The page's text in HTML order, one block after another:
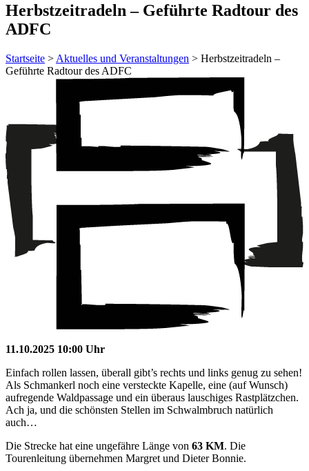
Herbstzeitradeln – Geführte Radtour des
ADFC
Startseite > Aktuelles und Veranstaltungen > Herbstzeitradeln –
Geführte Radtour des ADFC
11.10.2025 10:00 Uhr
Einfach rollen lassen, überall gibt’s rechts und links genug zu sehen!
Als Schmankerl noch eine versteckte Kapelle, eine (auf Wunsch)
aufregende Waldpassage und ein überaus lauschiges Rastplätzchen.
Ach ja, und die schönsten Stellen im Schwalmbruch natürlich
auch…
Die Strecke hat eine ungefähre Länge von 63 KM. Die
Tourenleitung übernehmen Margret und Dieter Bonnie.